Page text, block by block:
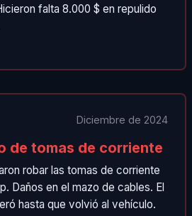
falta 8.000 $ en repulido
Diciembre de 2024
de tomas de corriente
robar las tomas de corriente
Daños en el mazo de cables. El
hasta que volvió al vehículo.